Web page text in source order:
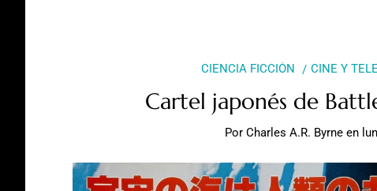
CIENCIA FICCIÓN CINE Y
Cartel japonés de
PorCharles A.R. Byrne en